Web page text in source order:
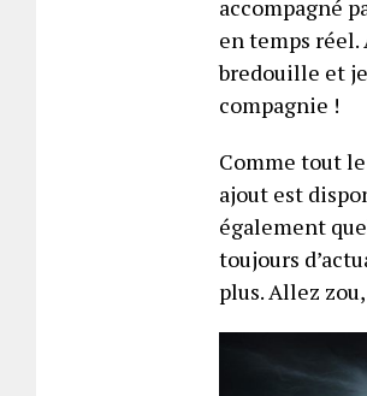
accompagné
en temps réel.
bredouille et
compagnie !
Comme tout
ajout est
également
toujours
plus. Allez